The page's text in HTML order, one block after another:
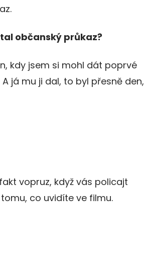
občanský průkaz?
kdy jsem si mohl dát poprvé
já mu ji dal, to byl přesně den,
vopruz, když vás policajt
co uvidíte ve filmu.